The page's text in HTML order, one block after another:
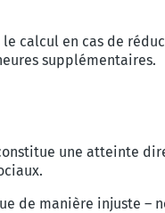
calcul en cas de
supplémentaires.
une atteinte
de manière injuste –